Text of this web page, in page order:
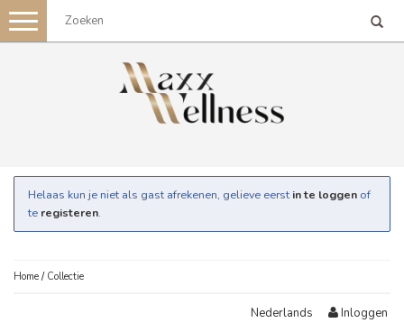
Toggle
navigation
Helaas kun je niet als gast afrekenen, gelieve eerst in te loggen of
te registeren.
Home / Collectie
Nederlands Inloggen